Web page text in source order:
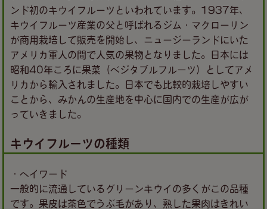
ンド初のキウイフルーツといわれています。1937年、
キウイフルーツ産業の父と呼ばれるジム・マクローリン
が商用栽培して販売を開始し、ニュージーランドにいた
アメリカ軍人の間で人気の果物となりました。日本には
昭和40年ころに果菜（ベジタブルフルーツ）としてアメ
リカから輸入されました。日本でも比較的栽培しやすい
ことから、みかんの生産地を中心に国内での生産が広が
っていきました。
キウイフルーツの種類
・ヘイワード
一般的に流通しているグリーンキウイの多くがこの品種
です。果皮は茶色でうぶ毛があり、熟した果肉はきれい